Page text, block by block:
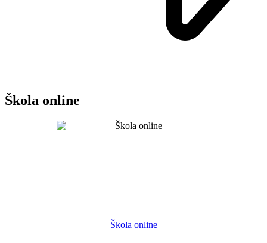
Škola online
Škola online